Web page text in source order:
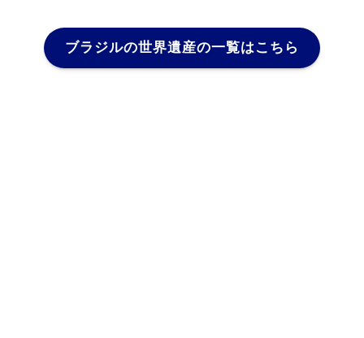
ブラジルの世界遺産の一覧はこちら